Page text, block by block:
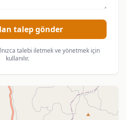
talep gönder
talebi iletmek ve yönetmek için
kullanılır.